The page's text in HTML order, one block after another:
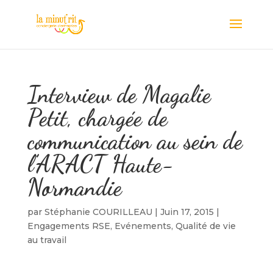
Interview de Magalie
Petit, chargée de
communication au sein de
l’ARACT Haute-
Normandie
par Stéphanie COURILLEAU | Juin 17, 2015 |
Engagements RSE, Evénements, Qualité de vie
au travail